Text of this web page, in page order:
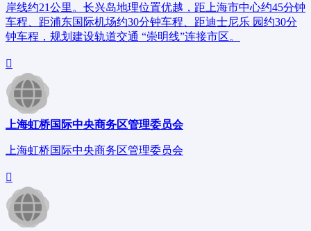
岸线约21公里。长兴岛地理位置优越，距上海市中心约45分钟
车程、距浦东国际机场约30分钟车程、距迪士尼乐 园约30分
钟车程，规划建设轨道交通 “崇明线”连接市区。
上海虹桥国际中央商务区管理委员会
上海虹桥国际中央商务区管理委员会